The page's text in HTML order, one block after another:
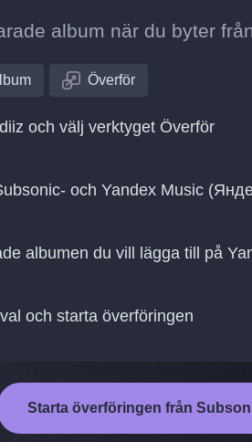
album när du byter
Överför
och välj verktyget Överför
och Yandex Music
albumen du vill lägga till på
och starta överföringen
Starta överföringen från